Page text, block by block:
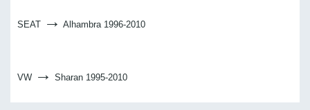
SEAT → Alhambra 1996-2010
VW → Sharan 1995-2010